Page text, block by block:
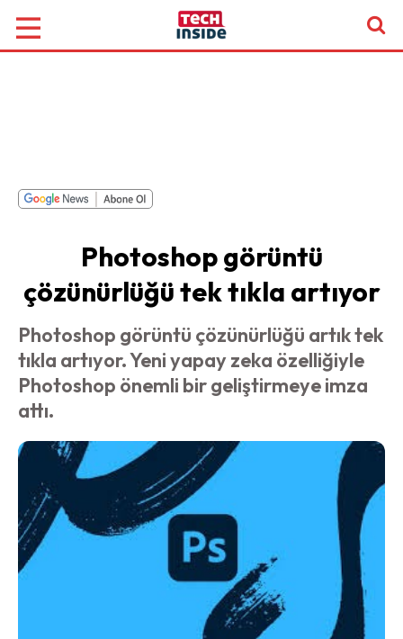
Photoshop görüntü
çözünürlüğü tek tıkla artıyor
Photoshop görüntü çözünürlüğü artık tek
tıkla artıyor. Yeni yapay zeka özelliğiyle
Photoshop önemli bir geliştirmeye imza
attı.